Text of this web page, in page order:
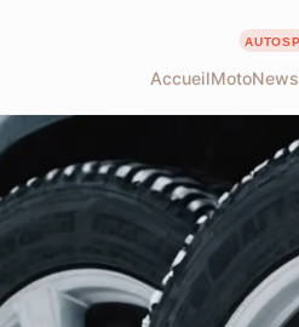
AccueilMotoNews